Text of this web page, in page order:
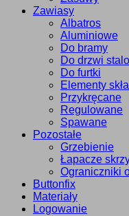
Zawiasy
Albatros
Aluminiowe
Do bramy
Do drzwi
Do furtki
Elementy
Przykręcane
Regulowane
Spawane
Pozostałe
Grzebienie
Łapacze
Ograniczniki
Buttonfix
Materiały
Logowanie